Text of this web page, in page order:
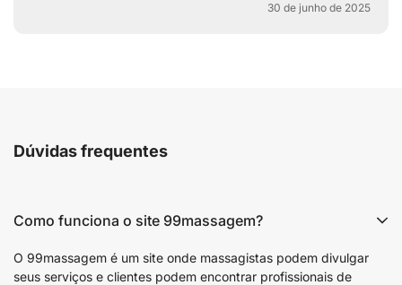
30 de junho de 2025
Dúvidas frequentes
Como funciona o site 99massagem?
O 99massagem é um site onde massagistas podem divulgar
seus serviços e clientes podem encontrar profissionais de